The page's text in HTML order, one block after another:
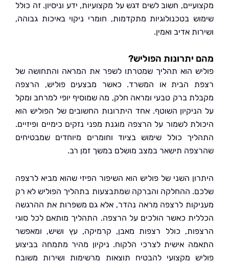
חשוב לשים דגש על מקצועיות, ידע וניסיון. זה כולל
בטכנולוגיות מתקדמות, חומרי ניקוי באיכות גבוהה,
אדיב ואמין.
יתרונות הפוליש?
הוא תהליך שמטרתו לשפר את המראה והתחושה של
הבית או המשרד. כאשר מבצעים פוליש, הרצפה
ברק טבעי ומראה חלק, מה שמוסיף יופי למרחב ומקל
השוטף. אחד היתרונות החשובים של הפוליש הוא
לשמור על הרצפה מוגנת מפני נזקים כימיים ופיזיים.
כולל שימוש בציוד וחומרים מיוחדים שמבטיחים
תישאר במצב מושלם במשך זמן רב.
השני של פוליש הוא השיפור הפיזי שהוא מביא לרצפה
ההחלקה והברקה שמתבצעות בתהליך הפוליש לא רק
לרצפה מראה נהדר, אלא גם משפרות את ההרגשה
כאשר הולכים על הרצפה. התהליך מותאם לכל סוגי
כולל רצפות מאבן, קרמיקה, עץ ושיש, ומאפשר
אישית לצרכי הלקוח. ניקיון מהיר מתמחה בביצוע
מקצועי להבטיח תוצאות מרשימות ושירות משובח